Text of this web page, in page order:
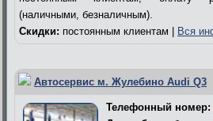
(наличными, безналичным).
Скидки: постоянным клиентам | Вся
Автосервис м. Жулебино Audi Q3
Телефонный номер: